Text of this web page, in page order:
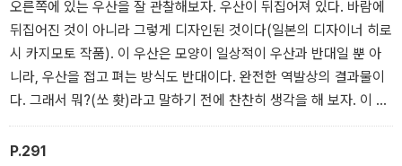
“계산 없이요? 어떻게요?”
'잘 들어! 다섯 발을 쏘았고 모두 과녁에 맞았다. 과녁 점수가 모두 홀
수이니 아무렇게 화살을 쏘아도 총 점수의 합은 홀수지? 그렇다면, 답
'아, 그렇군요. 그럼, 답은 27 점이 될 것 같네요.'
있는 가를 스스로 질문을 하게 되면서 그것을 통해 생각의 좌표를 알
아내게 되고, 그 좌표의 도움을 받아서 행로를 바꿀 수 있단다. 정리하
자면 생각에 대한 생각은 메타생각이고, 생각의 프레임은 생각이 흘
러가는 시스템이란다. 그 시스템속의 구체적인 행로가 생각이다. 결
오른쪽에 있는 우산을 잘 관찰해보자. 우산이 뒤집어져 있다. 바람에
뒤집어진 것이 아니라 그렇게 디자인된 것이다(일본의 디자이너 히로
시 카지모토 작품). 이 우산은 모양이 일상적이 우산과 반대일 뿐 아
니라, 우산을 접고 펴는 방식도 반대이다. 완전한 역발상의 결과물이
다. 그래서 뭐?(쏘 홧)라고 말하기 전에 찬찬히 생각을 해 보자. 이 역
발상 우산은 바람이 불어도 잘 뒤집어지지 않는다(왜?).
더 놀라운 것은 우산을 접을 때 비에 젖은 바깥 쪽 부분이 안으로 들어
P.291